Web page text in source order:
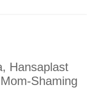
Hansaplast
Shaming